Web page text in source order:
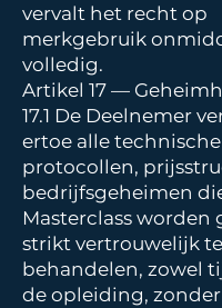
vervalt het recht op
merkgebruik
volledig.
Artikel 17 —
17.1 De Deelnemer
ertoe alle
protocollen,
bedrijfsgeheimen
Masterclass worden
strikt vertrouwelijk te
behandelen, zowel
de opleiding,